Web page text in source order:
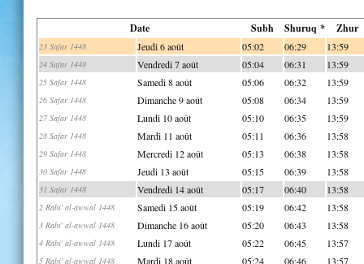
Date Subh Shuruq * Zhur
23 Safar 1448 Jeudi 6 août 05:02 06:29 13:59
24 Safar 1448 Vendredi 7 août 05:04 06:31 13:59
25 Safar 1448 Samedi 8 août 05:06 06:32 13:59
26 Safar 1448 Dimanche 9 août 05:08 06:34 13:59
27 Safar 1448 Lundi 10 août 05:10 06:35 13:59
28 Safar 1448 Mardi 11 août 05:11 06:36 13:58
29 Safar 1448 Mercredi 12 août 05:13 06:38 13:58
30 Safar 1448 Jeudi 13 août 05:15 06:39 13:58
31 Safar 1448 Vendredi 14 août 05:17 06:40 13:58
2 Rabi' al-awwal 1448 Samedi 15 août 05:19 06:42 13:58
3 Rabi' al-awwal 1448 Dimanche 16 août 05:20 06:43 13:58
4 Rabi' al-awwal 1448 Lundi 17 août 05:22 06:45 13:57
5 Rabi' al-awwal 1448 Mardi 18 août 05:24 06:46 13:57